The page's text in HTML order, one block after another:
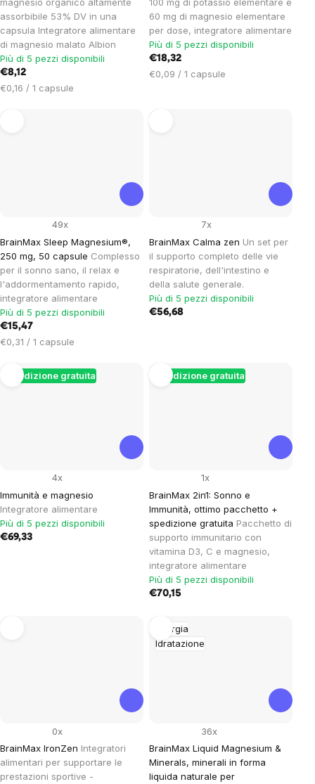
assorbibile 53% DV in una
capsula Integratore alimentare
di magnesio malato Albion
Più di 5 pezzi disponibili
€8,12
Prezzo
€0,16 / 1 capsule
60 mg di magnesio elementare
per dose, integratore alimentare
Più di 5 pezzi disponibili
€18,32
Prezzo
€0,09 / 1 capsule
BrainMax Sleep Magnesium®,
250 mg, 50 capsule Complesso
per il sonno sano, il relax e
l'addormentamento rapido,
integratore alimentare
49x
Più di 5 pezzi disponibili
€15,47
Prezzo
€0,31 / 1 capsule
BrainMax Calma zen Un set per
il supporto completo delle vie
respiratorie, dell'intestino e
della salute generale.
7x
Più di 5 pezzi disponibili
€56,68
Spedizione gratuita
Immunità e magnesio
Integratore alimentare
4x
Più di 5 pezzi disponibili
€69,33
Spedizione gratuita
BrainMax 2in1: Sonno e
Immunità, ottimo pacchetto +
spedizione gratuita Pacchetto di
supporto immunitario con
vitamina D3, C e magnesio,
integratore alimentare
1x
Più di 5 pezzi disponibili
€70,15
BrainMax IronZen Integratori
alimentari per supportare le
prestazioni sportive -
0x
Energia
Idratazione
BrainMax Liquid Magnesium &
Minerals, minerali in forma
liquida naturale per
36x